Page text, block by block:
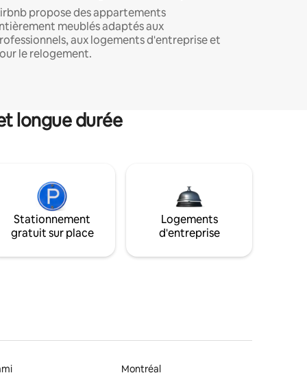
propose des appartements
meublés adaptés aux
aux logements d'entreprise et
le relogement.
longue durée
Stationnement
gratuit sur place
Logements
d'entreprise
Montréal